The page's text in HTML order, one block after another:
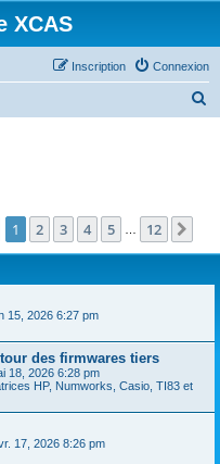
XCAS
Connexion
Inscription
c
1sur12
1 2 3 4 5 12
15, 2026 6:27 pm
des firmwares tiers
18, 2026 6:28 pm
HP, Numworks, Casio, TI83 et
17, 2026 8:26 pm